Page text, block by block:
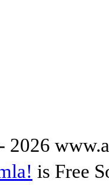
is Free